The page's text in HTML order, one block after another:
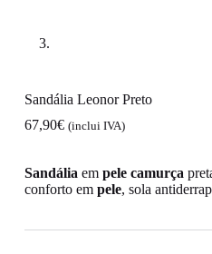
Sandália Leonor Preto
67,90€ (inclui IVA)
Sandália em pele camurça
conforto em pele, sola